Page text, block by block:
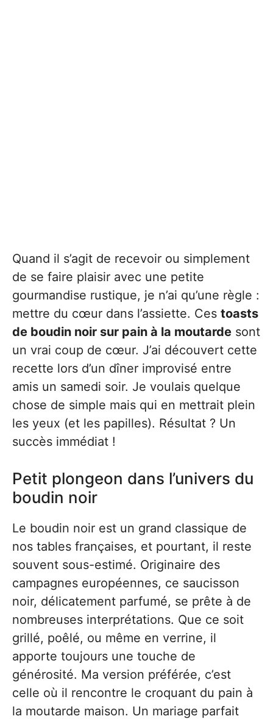
Quand il s’agit de recevoir ou simplement
de se faire plaisir avec une petite
gourmandise rustique, je n’ai qu’une règle :
mettre du cœur dans l’assiette. Ces toasts
de boudin noir sur pain à la moutarde sont
un vrai coup de cœur. J’ai découvert cette
recette lors d’un dîner improvisé entre
amis un samedi soir. Je voulais quelque
chose de simple mais qui en mettrait plein
les yeux (et les papilles). Résultat ? Un
succès immédiat !
Petit plongeon dans l’univers du
boudin noir
Le boudin noir est un grand classique de
nos tables françaises, et pourtant, il reste
souvent sous-estimé. Originaire des
campagnes européennes, ce saucisson
noir, délicatement parfumé, se prête à de
nombreuses interprétations. Que ce soit
grillé, poêlé, ou même en verrine, il
apporte toujours une touche de
générosité. Ma version préférée, c’est
celle où il rencontre le croquant du pain à
la moutarde maison. Un mariage parfait